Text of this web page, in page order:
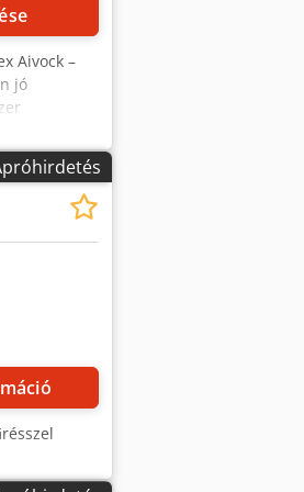
Aivock –
jó
900 PLN